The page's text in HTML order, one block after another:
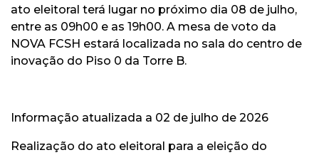
ato eleitoral terá lugar no próximo dia 08 de julho,
entre as 09h00 e as 19h00. A mesa de voto da
NOVA FCSH estará localizada no sala do centro de
inovação do Piso 0 da Torre B.
Informação atualizada a 02 de julho de 2026
Realização do ato eleitoral para a eleição do